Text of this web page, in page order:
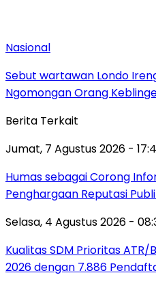
Nasional
Sebut wartawan Londo
Ngomongan Orang
Berita Terkait
Jumat, 7 Agustus 2026 -
Humas sebagai Corong
Penghargaan Reputasi
Selasa, 4 Agustus 2026 -
Kualitas SDM Prioritas ATR/
2026 dengan 7.886